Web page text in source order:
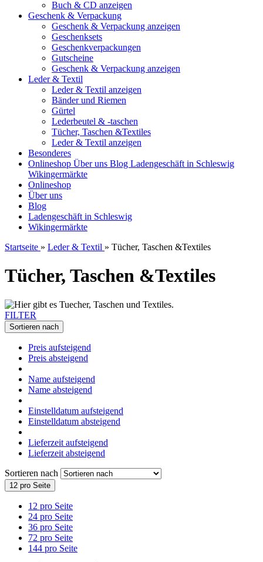
Buch & CD anzeigen
Geschenk & Verpackung
Geschenk & Verpackung anzeigen
Geschenksets
Geschenkverpackungen
Gutscheine
Geschenk & Verpackung anzeigen
Leder & Textil
Leder & Textil anzeigen
Bänder und Riemen
Gürtel
Lederbeutel & -taschen
Tücher, Taschen &Textiles
Leder & Textil anzeigen
Besonderes
Onlineshop Über uns Blog Ladengeschäft in Schleswig
Wikingermärkte
Onlineshop
Über uns
Blog
Ladengeschäft in Schleswig
Wikingermärkte
Startseite » Leder & Textil » Tücher, Taschen &Textiles
Tücher, Taschen &Textiles
FILTER
Sortieren nach
Preis aufsteigend
Preis absteigend
Name aufsteigend
Name absteigend
Einstelldatum aufsteigend
Einstelldatum absteigend
Lieferzeit aufsteigend
Lieferzeit absteigend
Sortieren nach
12 pro Seite
12 pro Seite
24 pro Seite
36 pro Seite
72 pro Seite
144 pro Seite